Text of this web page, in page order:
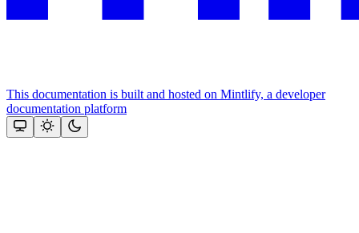
This documentation is built and hosted on Mintlify, a developer
documentation platform